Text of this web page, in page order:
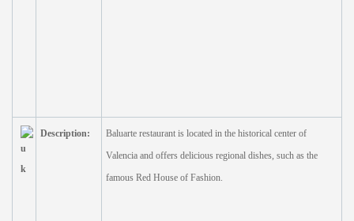
Description:
Baluarte restaurant is located in the historical center of
Valencia and offers delicious regional dishes, such as the
famous Red House of Fashion.